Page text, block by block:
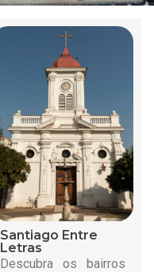
Santiago Entre
Letras
Descubra os bairros